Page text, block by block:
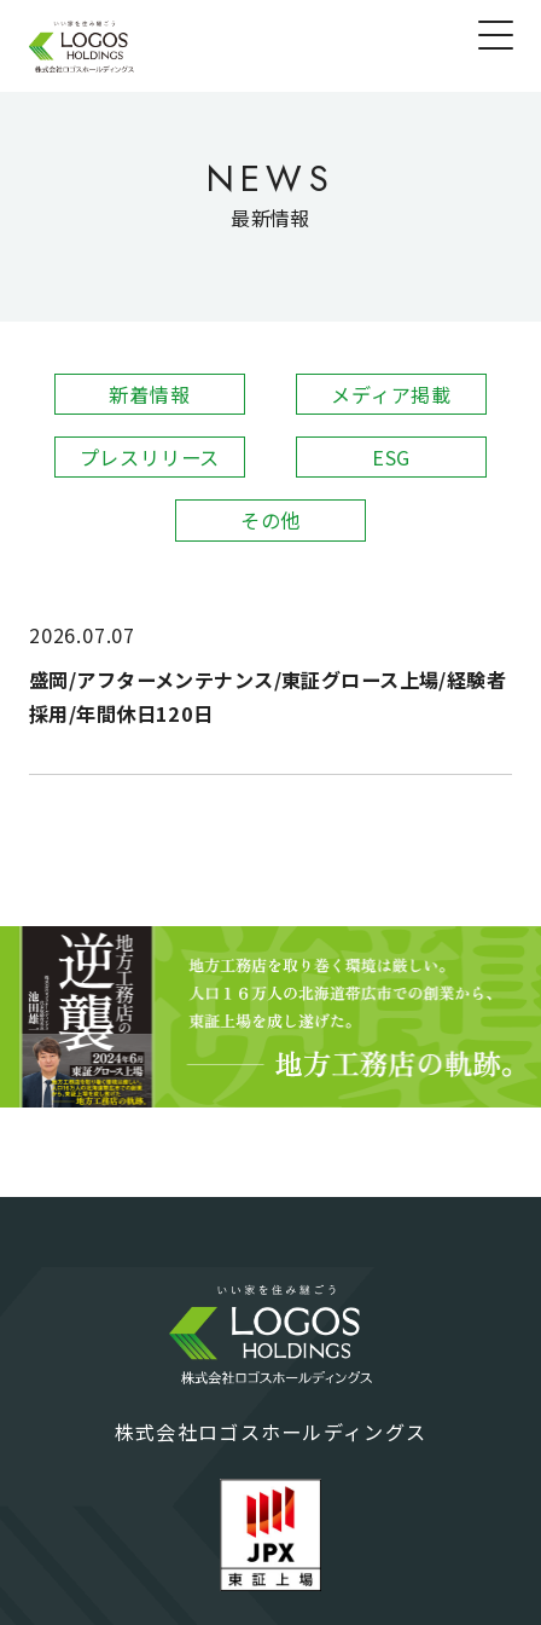
NEWS
最新情報
新着情報 メディア掲載
プレスリリース ESG
その他
2026.07.07
盛岡/アフターメンテナンス/東証グロース上場/経験者
採用/年間休日120日
株式会社ロゴスホールディングス